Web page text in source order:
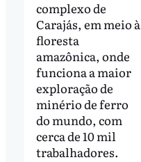
complexo de
Carajás, em meio à
floresta
amazônica, onde
funciona a maior
exploração de
minério de ferro
do mundo, com
cerca de 10 mil
trabalhadores.